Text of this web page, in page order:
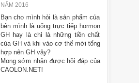
NĂM 2016
Bạn cho mình hỏi là sản phẩm của
bên mình là uống trực tiếp hormon
GH hay là chỉ là những tiền chất
của GH và khi vào cơ thể mới tổng
hợp nên GH vậy?
Mong sớm nhận được hồi đáp của
CAOLON.NET!